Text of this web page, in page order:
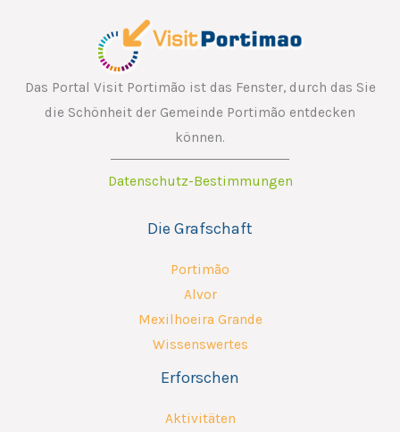
Das Portal Visit Portimão ist das Fenster, durch das Sie
die Schönheit der Gemeinde Portimão entdecken
können.
Datenschutz-Bestimmungen
Die Grafschaft
Portimão
Alvor
Mexilhoeira Grande
Wissenswertes
Erforschen
Aktivitäten